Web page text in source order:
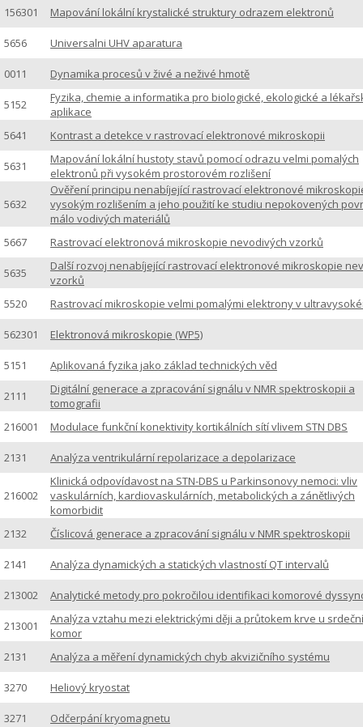
156301
Mapování lokální krystalické struktury odrazem elektronů
5656 Universalni UHV aparatura
0011 Dynamika procesů v živé a neživé hmotě
5152
Fyzika, chemie a informatika pro biologické, ekologické a
aplikace
5641
Kontrast a detekce v rastrovací elektronové mikroskopii
5631
Mapování lokální hustoty stavů pomocí odrazu velmi pomalých
elektronů při vysokém prostorovém rozlišení
5632
Ověření principu nenabíjející rastrovací elektronové
vysokým rozlišením a jeho použití ke studiu nepokovených
málo vodivých materiálů
5667
Rastrovací elektronová mikroskopie nevodivých vzorků
5635
Další rozvoj nenabíjející rastrovací elektronové mikroskopie
vzorků
5520
Rastrovací mikroskopie velmi pomalými elektrony v
562301 Elektronová mikroskopie (WP5)
5151 Aplikovaná fyzika jako základ technických věd
2111
Digitální generace a zpracování signálu v NMR spektroskopii a
tomografii
216001
Modulace funkční konektivity kortikálních sítí vlivem STN DBS
2131 Analýza ventrikulární repolarizace a depolarizace
216002
Klinická odpovídavost na STN-DBS u Parkinsonovy nemoci: vliv
vaskulárních, kardiovaskulárních, metabolických a zánětlivých
komorbidit
2132
Číslicová generace a zpracování signálu v NMR spektroskopii
2141 Analýza dynamických a statických vlastností QT intervalů
213002 Analytické metody pro pokročilou identifikaci komorové
213001
Analýza vztahu mezi elektrickými ději a průtokem krve u
komor
2131
Analýza a měření dynamických chyb akvizičního systému
3270 Heliový kryostat
3271 Odčerpání kryomagnetu